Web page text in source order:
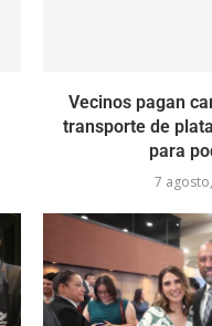
Vecinos pagan
transporte de
para
7